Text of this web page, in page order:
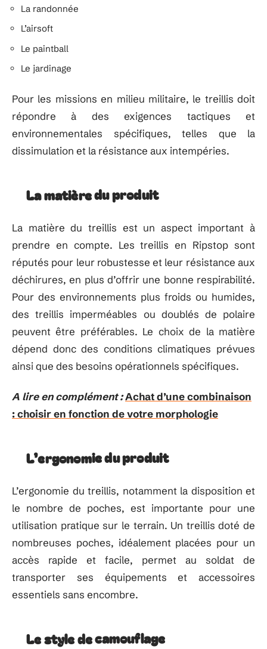
La randonnée
L’airsoft
Le paintball
Le jardinage
Pour les missions en milieu militaire, le treillis doit
répondre à des exigences tactiques et
environnementales spécifiques, telles que la
dissimulation et la résistance aux intempéries.
La matière du produit
La matière du treillis est un aspect important à
prendre en compte. Les treillis en Ripstop sont
réputés pour leur robustesse et leur résistance aux
déchirures, en plus d’offrir une bonne respirabilité.
Pour des environnements plus froids ou humides,
des treillis imperméables ou doublés de polaire
peuvent être préférables. Le choix de la matière
dépend donc des conditions climatiques prévues
ainsi que des besoins opérationnels spécifiques.
A lire en complément :Achat d’une combinaison
: choisir en fonction de votre morphologie
L’ergonomie du produit
L’ergonomie du treillis, notamment la disposition et
le nombre de poches, est importante pour une
utilisation pratique sur le terrain. Un treillis doté de
nombreuses poches, idéalement placées pour un
accès rapide et facile, permet au soldat de
transporter ses équipements et accessoires
essentiels sans encombre.
Le style de camouflage